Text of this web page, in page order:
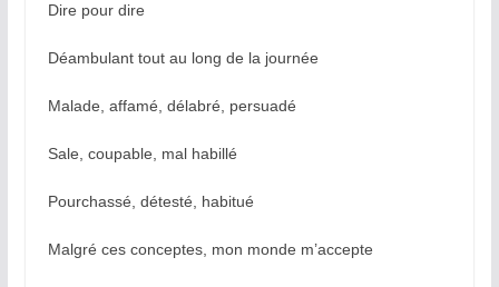
Dire pour dire
Déambulant tout au long de la journée
Malade, affamé, délabré, persuadé
Sale, coupable, mal habillé
Pourchassé, détesté, habitué
Malgré ces conceptes, mon monde m’accepte